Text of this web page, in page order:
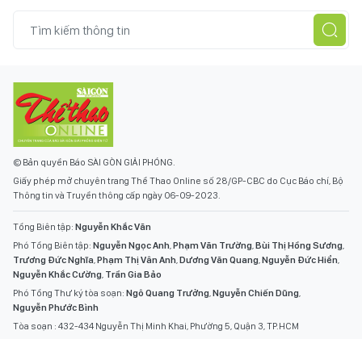
© Bản quyền Báo SÀI GÒN GIẢI PHÓNG.
Giấy phép mở chuyên trang Thể Thao Online số 28/GP-CBC do Cục Báo chí, Bộ
Thông tin và Truyền thông cấp ngày 06-09-2023.
Tổng Biên tập: Nguyễn Khắc Văn
Phó Tổng Biên tập: Nguyễn Ngọc Anh,Phạm Văn Trường,Bùi Thị Hồng Sương,
Trương Đức Nghĩa,Phạm Thị Vân Anh,Dương Văn Quang,Nguyễn Đức Hiển,
Nguyễn Khắc Cường, Trần Gia Bảo
Phó Tổng Thư ký tòa soạn: Ngô Quang Trưởng,Nguyễn Chiến Dũng,
Nguyễn Phước Bình
Tòa soạn : 432-434 Nguyễn Thị Minh Khai, Phường 5, Quận 3, TP.HCM